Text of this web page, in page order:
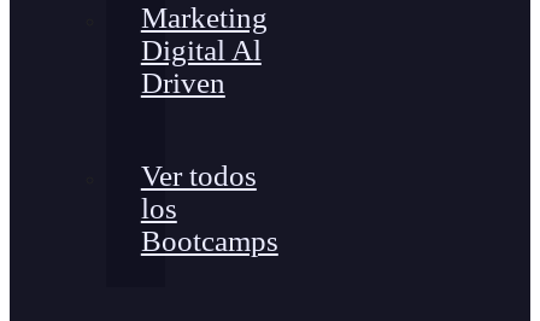
Marketing
Digital Al
Driven
Ver todos
los
Bootcamps